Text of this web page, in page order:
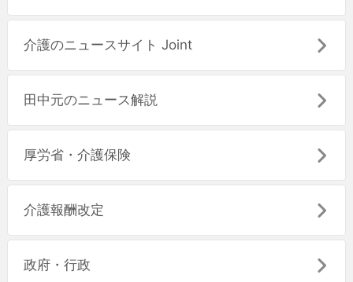
介護のニュースサイト Joint
田中元のニュース解説
厚労省・介護保険
介護報酬改定
政府・行政